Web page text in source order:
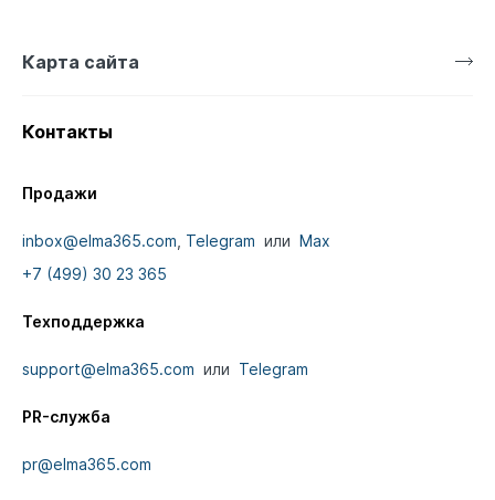
Карта сайта
Контакты
Продажи
inbox@elma365.com Telegram или Max
+7 (499) 30 23 365
Техподдержка
support@elma365.com или Telegram
PR-служба
pr@elma365.com